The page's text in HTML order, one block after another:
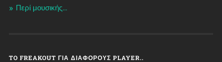
Περί μουσικής…
TO FREAKOUT ΓΙΑ ΔΙΆΦΟΡΟΥΣ PLAYER..